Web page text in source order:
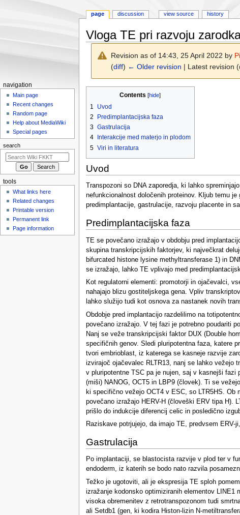
Vloga TE pri razvoju
Revision as of 14:43, 25 April 2022 by
(diff) ← Older revision | Latest revision
navigation
search
Contents
1
Uvod
2
Predimplantacijska faza
3 Gastrulacija
4
Interakcije med materjo in plodom
5 Viri in literatura
Uvod
Transpozoni so DNA zaporedja, ki lahko
nefunkcionalnost določenih proteinov. Kljub temu
predimplantacije, gastrulacije, razvoju placente in
Predimplantacijska faza
TE se povečano izražajo v obdobju pred
skupina transkripcijskih faktorjev, ki največkrat
bifurcated histone lysine methyltransferase 1) in
se izražajo, lahko TE vplivajo med
Kot regulatorni elementi: promotorji in ojačevalci,
nahajajo blizu gostiteljskega gena. Vpliv
lahko služijo tudi kot osnova za nastanek novih
Obdobje pred implantacijo razdelilimo na
povečano izražajo. V tej fazi je potrebno poudariti
Nanj se veže transkripcijski faktor DUX (Double
specifičnih genov. Sledi pluripotentna faza, katere
tvori embrioblast, iz katerega se kasneje razvije
izvirajoč ojačevalec RLTR13, nanj se lahko vežejo
v pluripotentne TSC pa je nujen, saj v kasnejši fazi
(miši) NANOG, OCT5 in LBP9 (človek). Ti se
ki specifično vežejo OCT4 v ESC, so LTR5HS.
povečano izražajo HERV-H (človeški ERV tipa H).
prišlo do indukcije diferencij celic in posledično
Raziskave potrjujejo, da imajo TE, predvsem
Gastrulacija
Po implantaciji, se blastocista razvije v plod ter v
endoderm, iz katerih se bodo nato razvila
Težko je ugotoviti, ali je ekspresija TE sploh
izražanje kodonsko optimiziranih elementov LINE1
visoka obremenitev z retrotranspozonom tudi
ali Setdb1 (gen, ki kodira Histon-lizin N-
N
a
o
n
m
page discussion view source history
navigation
Main page
Recent changes
Random page
Help about MediaWiki
Special pages
search
tools
What links here
Related changes
Printable version
Permanent link
Page information